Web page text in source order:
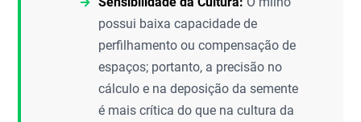
possui baixa capacidade de
perfilhamento ou compensação de
espaços; portanto, a precisão no
cálculo e na deposição da semente
é mais crítica do que na cultura da